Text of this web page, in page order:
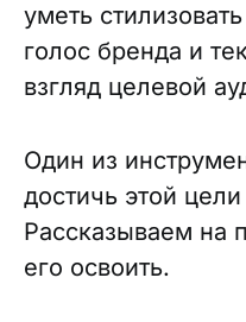
уметь
голос бренда и
взгляд целевой
Один из
достичь этой
Рассказываем на
его освоить.